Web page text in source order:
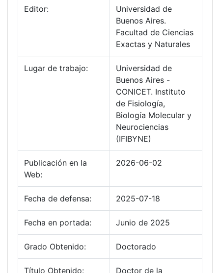
Editor:
Universidad de
Buenos Aires.
Facultad de Ciencias
Exactas y Naturales
Lugar de trabajo:
Universidad de
Buenos Aires -
CONICET. Instituto
de Fisiología,
Biología Molecular y
Neurociencias
(IFIBYNE)
Publicación en la
Web:
2026-06-02
Fecha de defensa: 2025-07-18
Fecha en portada: Junio de 2025
Grado Obtenido: Doctorado
Título Obtenido: Doctor de la